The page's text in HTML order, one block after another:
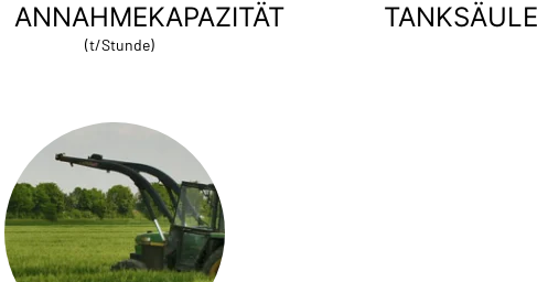
ANNAHMEKAPAZITÄT
(t/Stunde)
TANKSÄULE